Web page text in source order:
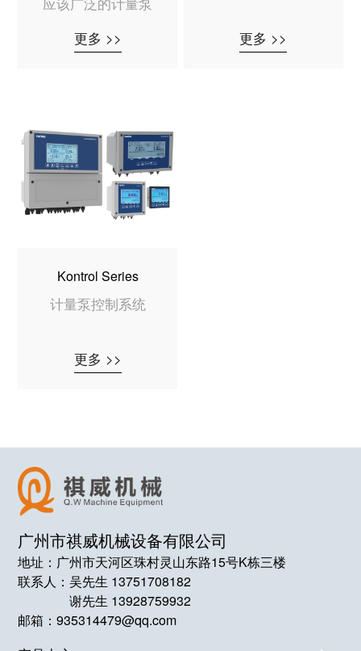
更多 >>
更多 >>
Kontrol Series
计量泵控制系统
更多 >>
广州市祺威机械设备有限公司
地址：广州市天河区珠村灵山东路15号K栋三楼
联系人：吴先生 13751708182
谢先生 13928759932
邮箱：935314479@qq.com